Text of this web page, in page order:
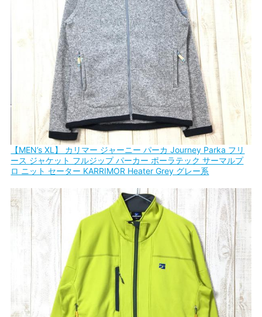
【MEN’s XL】 カリマー ジャーニー パーカ Journey Parka フリ
ース ジャケット フルジップ パーカー ポーラテック サーマルプ
ロ ニット セーター KARRIMOR Heater Grey グレー系